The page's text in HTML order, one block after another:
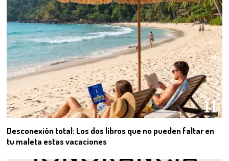
11
Desconexión total: Los dos libros que no pueden faltar en
tu maleta estas vacaciones